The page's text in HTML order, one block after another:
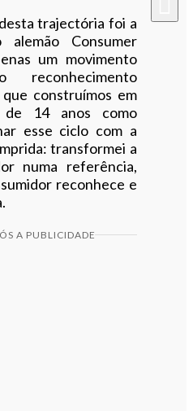
trajectória foi a
Consumer
um movimento
construímos em
14 anos como
esse ciclo com a
transformei a
numa referência,
reconhece e
A PUBLICIDADE